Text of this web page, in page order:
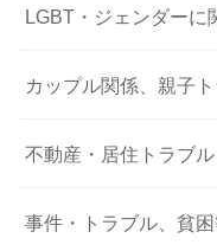
LGBT・ジェンダーに
カップル関係、親子
不動産・居住トラブル
事件・トラブル、貧